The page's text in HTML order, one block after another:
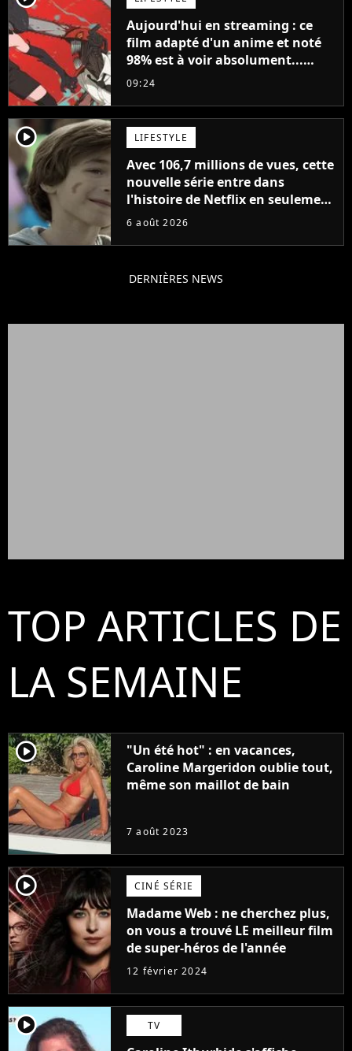
Aujourd'hui en streaming : ce
film adapté d'un anime et noté
98% est à voir absolument...
sinon vous ne comprendrez plus
09:24
player2 LIFESTYLE
Avec 106,7 millions de vues, cette
nouvelle série entre dans
l'histoire de Netflix en seulement
48 jours
6 août 2026
DERNIÈRES NEWS
TOP ARTICLES DE
LA SEMAINE
player2
"Un été hot" : en vacances,
Caroline Margeridon oublie tout,
même son maillot de bain
7 août 2023
player2 CINÉ SÉRIE
Madame Web : ne cherchez plus,
on vous a trouvé LE meilleur film
de super-héros de l'année
12 février 2024
player2 TV